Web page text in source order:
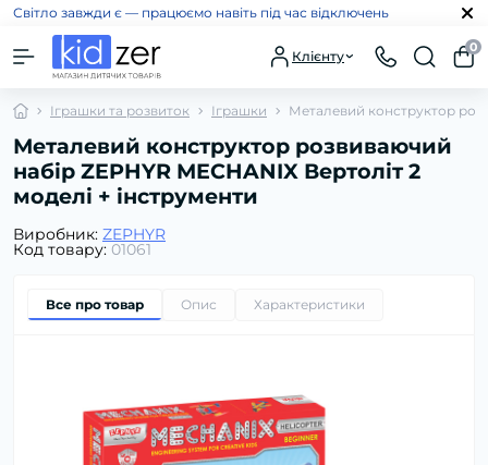
Світло завжди є — працюємо навіть під час відключень
Клієнту
0
Іграшки та розвиток Іграшки Металевий конструктор
Металевий конструктор розвиваючий
набір ZEPHYR MECHANIX Вертоліт 2
моделі + інструменти
Виробник: ZEPHYR
Код товару: 01061
Все про товар Опис Характеристики